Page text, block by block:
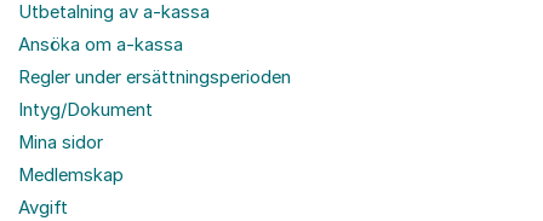
Utbetalning av a-kassa
Ansöka om a-kassa
Regler under ersättningsperioden
Intyg/Dokument
Mina sidor
Medlemskap
Avgift